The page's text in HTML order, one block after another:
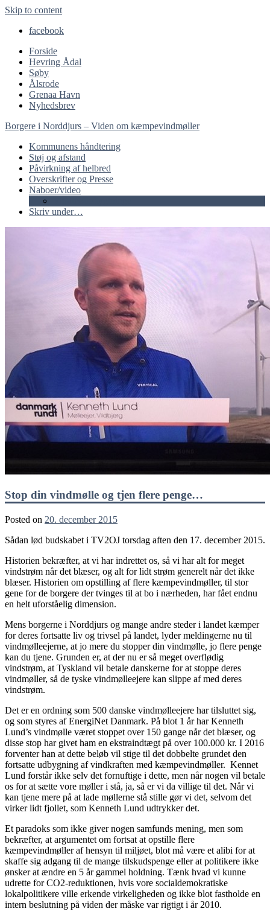
Skip to content
facebook
Forside
Hevring Ådal
Søby
Ålsrode
Grenaa Havn
Nyhedsbrev
Borgere i Norddjurs – Viden om kæmpevindmøller
Kommunens håndtering
Støj og afstand
Påvirkning af helbred
Overskrifter og Presse
Naboer/video
Skriv under…
Stop din vindmølle og tjen flere penge…
Posted on 20. december 2015
Sådan lød budskabet i TV2OJ torsdag aften den 17. december 2015.
Historien bekræfter, at vi har indrettet os, så vi har alt for meget
vindstrøm når det blæser, og alt for lidt strøm generelt når det ikke
blæser. Historien om opstilling af flere kæmpevindmøller, til stor
gene for de borgere der tvinges til at bo i nærheden, har fået endnu
en helt uforståelig dimension.
Mens borgerne i Norddjurs og mange andre steder i landet kæmper
for deres fortsatte liv og trivsel på landet, lyder meldingerne nu til
vindmølleejerne, at jo mere du stopper din vindmølle, jo flere penge
kan du tjene. Grunden er, at der nu er så meget overflødig
vindstrøm, at Tyskland vil betale danskerne for at stoppe deres
vindmøller, så de tyske vindmølleejere kan slippe af med deres
vindstrøm.
Det er en ordning som 500 danske vindmølleejere har tilsluttet sig,
og som styres af EnergiNet Danmark. På blot 1 år har Kenneth
Lund’s vindmølle været stoppet over 150 gange når det blæser, og
disse stop har givet ham en ekstraindtægt på over 100.000 kr. I 2016
forventer han at dette beløb vil stige til det dobbelte grundet den
fortsatte udbygning af vindkraften med kæmpevindmøller. Kennet
Lund forstår ikke selv det fornuftige i dette, men når nogen vil betale
os for at sætte vore møller i stå, ja, så er vi da villige til det. Når vi
kan tjene mere på at lade møllerne stå stille gør vi det, selvom det
virker lidt fjollet, som Kenneth Lund udtrykker det.
Et paradoks som ikke giver nogen samfunds mening, men som
bekræfter, at argumentet om fortsat at opstille flere
kæmpevindmøller af hensyn til miljøet, blot må være et alibi for at
skaffe sig adgang til de mange tilskudspenge eller at politikere ikke
ønsker at ændre en 5 år gammel holdning. Tænk hvad vi kunne
udrette for CO2-reduktionen, hvis vore socialdemokratiske
lokalpolitikere ville erkende virkeligheden og ikke blot fastholde en
intern beslutning på viden der måske var rigtigt i år 2010.